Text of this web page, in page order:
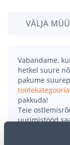
VÄLJA
Vabandame,
hetkel suure
pakume
pakkuda!
Teie
uurimistööd
kasutades
veelgi